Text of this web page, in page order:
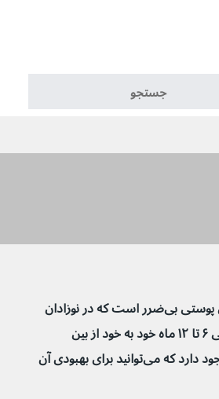
کلاه گهواره یک بیماری پوستی بی‌ضرر است که در نوزادان
رایج است. معمولاً طی ۶ تا ۱۲ ماه خود به خود از بین
می‌رود، اما مواردی وجود دارد که می‌توانید برای بهبودی آن